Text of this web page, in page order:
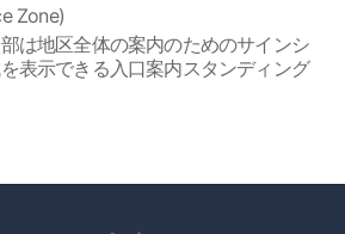
Zone)
は地区全体の案内のためのサインシ
表示できる入口案内スタンディング